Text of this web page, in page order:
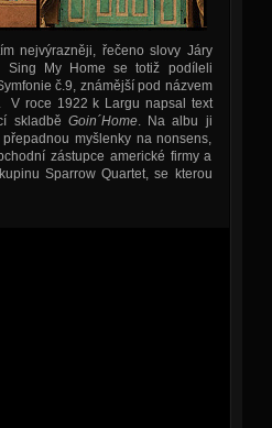
nejvýrazněji, řečeno slovy Járy
Sing My Home se totiž podíleli
č.9, známější pod názvem
V roce 1922 k Largu napsal text
skladbě Goin´Home. Na albu ji
myšlenky na nonsens,
zástupce americké firmy a
Sparrow Quartet, se kterou